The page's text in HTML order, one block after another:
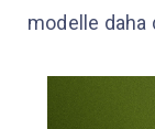
modelle daha